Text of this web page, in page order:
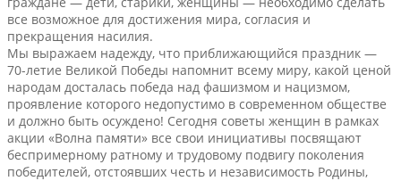
все возможное для достижения мира, согласия и
прекращения насилия.
Мы выражаем надежду, что приближающийся праздник —
70-летие Великой Победы напомнит всему миру, какой ценой
народам досталась победа над фашизмом и нацизмом,
проявление которого недопустимо в современном обществе
и должно быть осуждено! Сегодня советы женщин в рамках
акции «Волна памяти» все свои инициативы посвящают
беспримерному ратному и трудовому подвигу поколения
победителей, отстоявших честь и независимость Родины,